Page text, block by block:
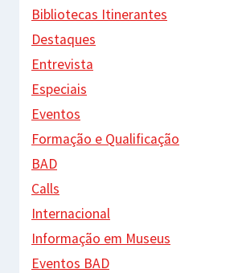
Bibliotecas Itinerantes
Destaques
Entrevista
Especiais
Eventos
Formação e Qualificação
BAD
Calls
Internacional
Informação em Museus
Eventos BAD